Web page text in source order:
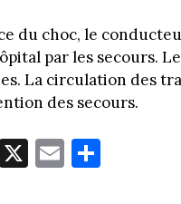
du choc, le
par les secours.
La circulation des
des secours.
W
ha
X E
m